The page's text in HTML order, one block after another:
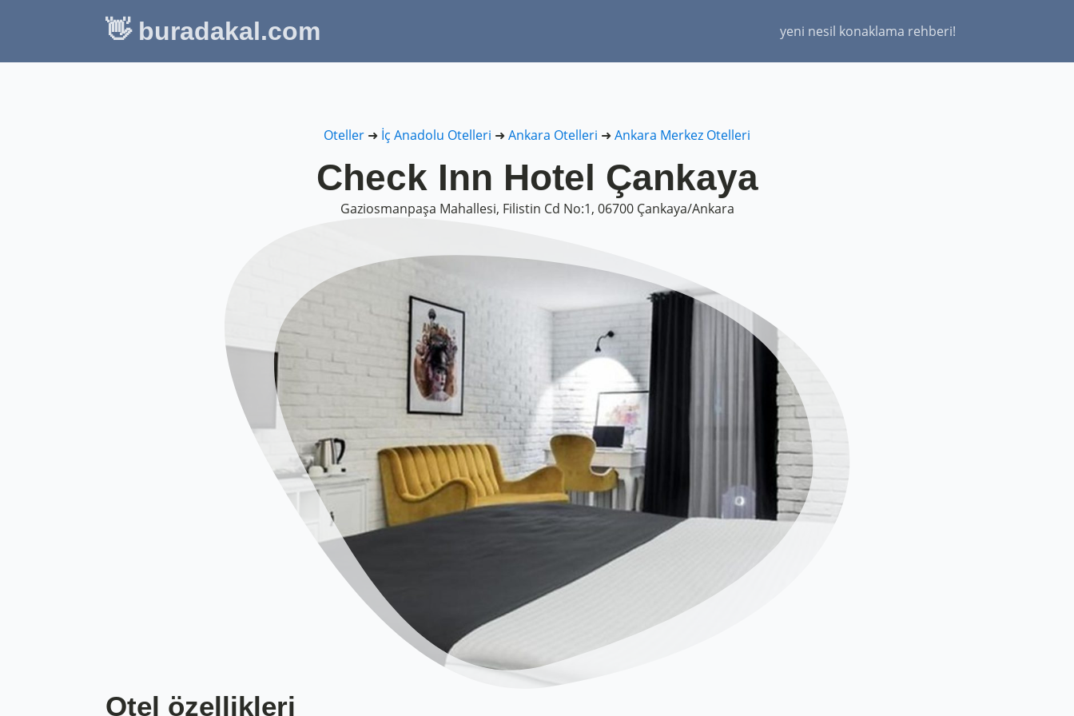
👋 buradakal.com yeni nesil konaklama rehberi!
Oteller ➜ İç Anadolu Otelleri ➜ Ankara Otelleri ➜ Ankara Merkez Otelleri
Check Inn Hotel Çankaya
Gaziosmanpaşa Mahallesi, Filistin Cd No:1, 06700 Çankaya/Ankara
Otel özellikleri